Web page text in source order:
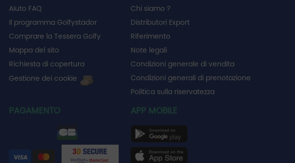
Aiuto FAQ
Il programma Golfystador
Comprare la Tessera Golfy
Mappa del sito
Richiesta di copertura
Gestione dei cookie
Chi siamo ?
Distributori Export
Riferimento
Note legali
Condizioni generale di vendita
Condizioni generali di prenotazione
Politica sulla riservatezza
PAGAMENTO APP MOBILE